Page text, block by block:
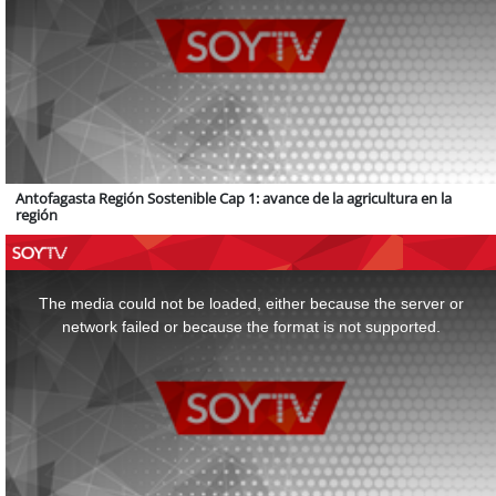
Antofagasta Región Sostenible Cap 1: avance de la agricultura en la
región
The media could not be loaded, either because the server or
network failed or because the format is not supported.